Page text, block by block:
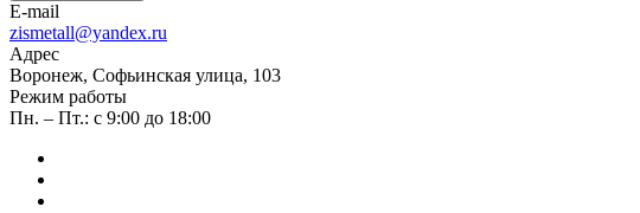
E-mail
zismetall@yandex.ru
Адрес
Воронеж, Софьинская улица, 103
Режим работы
Пн. – Пт.: с 9:00 до 18:00